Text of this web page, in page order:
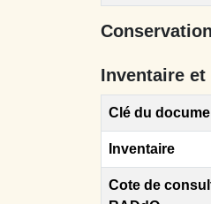
Inventaire
Clé du
Inventaire
Cote de